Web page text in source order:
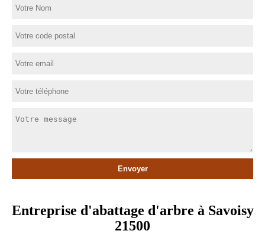
Entreprise d'abattage d'arbre à Savoisy
21500